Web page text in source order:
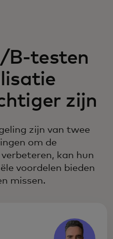
B-testen
zijn
zijn van twee
om de
kan hun
voordelen bieden
missen.
tab